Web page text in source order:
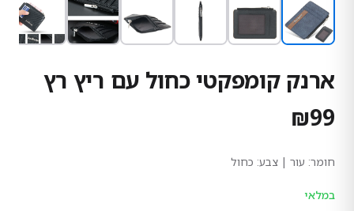
ארנק קומפקטי כחול עם ריץ רץ
₪99
חומר: עור | צבע: כחול
במלאי